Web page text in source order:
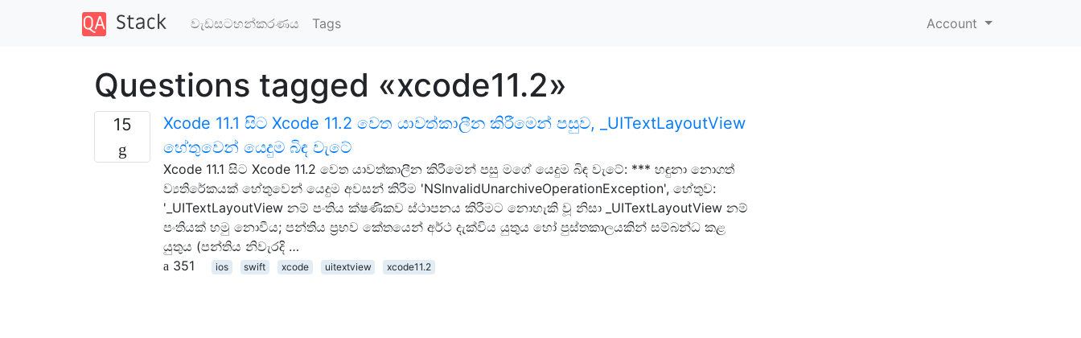
වැඩසටහන්කරණය Tags Account
Questions tagged «xcode11.2»
15
Xcode 11.1 සිට Xcode 11.2 වෙත යාවත්කාලීන කිරීමෙන් පසුව, _UITextLayoutView
හේතුවෙන් යෙදුම බිඳ වැටේ
Xcode 11.1 සිට Xcode 11.2 වෙත යාවත්කාලීන කිරීමෙන් පසු මගේ යෙදුම බිඳ වැටේ: *** හඳුනා නොගත්
ව්‍යතිරේකයක් හේතුවෙන් යෙදුම අවසන් කිරීම 'NSInvalidUnarchiveOperationException', හේතුව:
'_UITextLayoutView නම් පංතිය ක්ෂණිකව ස්ථාපනය කිරීමට නොහැකි වූ නිසා _UITextLayoutView නම්
පංතියක් හමු නොවීය; පන්තිය ප්‍රභව කේතයෙන් අර්ථ දැක්විය යුතුය හෝ පුස්තකාලයකින් සම්බන්ධ කළ
යුතුය (පන්තිය නිවැරදි …
351
ios swift xcode uitextview xcode11.2